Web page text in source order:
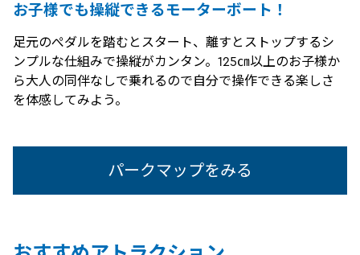
お子様でも操縦できるモーターボート！
足元のぺダルを踏むとスタート、離すとストップするシ
ンプルな仕組みで操縦がカンタン。125㎝以上のお子様か
ら大人の同伴なしで乗れるので自分で操作できる楽しさ
を体感してみよう。
パークマップをみる